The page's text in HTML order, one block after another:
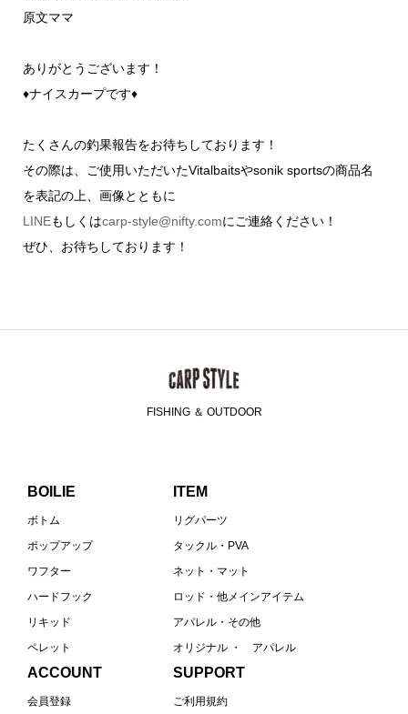
原文ママ
ありがとうございます！
♦ナイスカープです♦
たくさんの釣果報告をお待ちしております！
その際は、ご使用いただいたVitalbaitsやsonik sportsの商品名
を表記の上、画像とともに
LINEもしくはcarp-style@nifty.comにご連絡ください！
ぜひ、お待ちしております！
FISHING ＆ OUTDOOR
BOILIE
ボトム
ポップアップ
ワフター
ハードフック
リキッド
ペレット
ITEM
リグパーツ
タックル・PVA
ネット・マット
ロッド・他メインアイテム
アパレル・その他
オリジナル ・ アパレル
ACCOUNT
会員登録
SUPPORT
ご利用規約